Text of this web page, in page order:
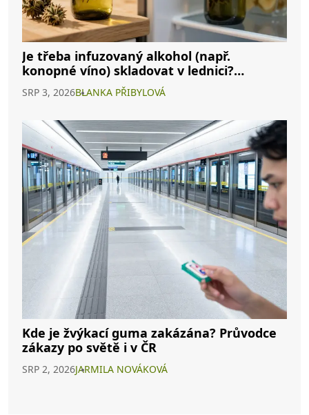
Je třeba infuzovaný alkohol (např.
konopné víno) skladovat v lednici?
Kompletní průvodce
SRP 3, 2026BLANKA PŘIBYLOVÁ
Kde je žvýkací guma zakázána? Průvodce
zákazy po světě i v ČR
SRP 2, 2026JARMILA NOVÁKOVÁ